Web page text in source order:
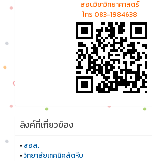
สอนวิชาวิทยาศาสตร์
โทร 083-1984638
ลิงค์ที่เกี่ยวข้อง
• สอส.
•วิทยาลัยเทคนิคสัตหีบ